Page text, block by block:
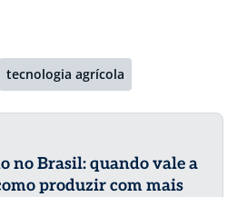
tecnologia agrícola
no Brasil: quando vale a
produzir com mais